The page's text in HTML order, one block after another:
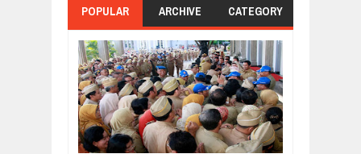
POPULAR ARCHIVE CATEGORY